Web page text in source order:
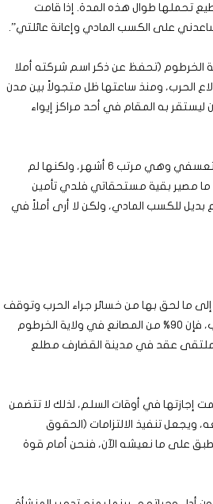
تحملها طوال هذه المدة. إذا قامت
على الكسب المادي وإعانة عائلتي”.
الخرطوم (تحفظ عن ذكر اسم شركته أملا
الحرب، ومنذ ساعتها ظل متجولاً بين مدن
ليستقر به المقام في أحد مراكز إيواء
ويقول عبد الله لـ(عاين): “وعدت الشركة بدفع مستحقاتي الخاصة بالفصل التعسفي وهي مرتب 6 أشهر، ولكنها لم
ما مصير بقية مستحقاتي فلدي تأمين
للكسب المادي، ولكن لا أرى أملاً في
ما لحق بها من خسائر جراء الحرب وتوقف
أنشطتها، وبحسب وزيرة الصناعة المكلفة في السودان محاسن علي يعقوب، فإن 90% من المصانع في ولاية الخرطوم
ملتقى عقد في مدينة القضارف مطلع
إجازتها في أوقات السلم، لذلك لا تتضمن
تنفيذ الالتزامات (الحقوق
على ما نعيشه الآن، فنحن أمام قوة